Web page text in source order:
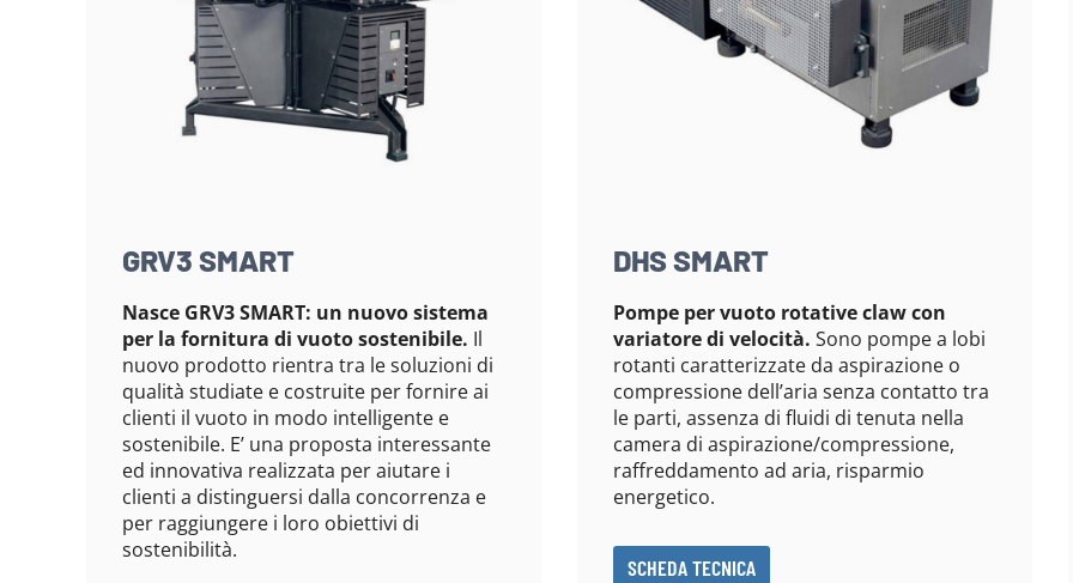
GRV3 SMART
Nasce GRV3 SMART: un nuovo sistema
per la fornitura di vuoto sostenibile. Il
nuovo prodotto rientra tra le soluzioni di
qualità studiate e costruite per fornire ai
clienti il vuoto in modo intelligente e
sostenibile. E’ una proposta interessante
ed innovativa realizzata per aiutare i
clienti a distinguersi dalla concorrenza e
per raggiungere i loro obiettivi di
sostenibilità.
DHS SMART
Pompe per vuoto rotative claw con
variatore di velocità. Sono pompe a lobi
rotanti caratterizzate da aspirazione o
compressione dell’aria senza contatto tra
le parti, assenza di fluidi di tenuta nella
camera di aspirazione/compressione,
raffreddamento ad aria, risparmio
energetico.
SCHEDA TECNICA